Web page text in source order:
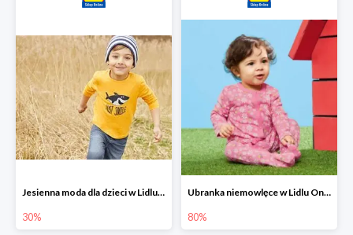
Jesienna moda dla dzieci w Lidlu Online do -30%
30%
Ubranka niemowlęce w Lidlu Online do -80%
80%